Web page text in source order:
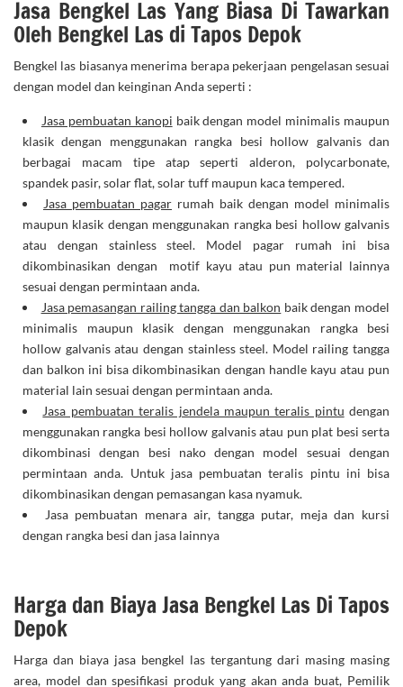
Jasa Bengkel Las Yang Biasa Di Tawarkan
Oleh Bengkel Las di Tapos Depok
Bengkel las biasanya menerima berapa pekerjaan pengelasan sesuai
dengan model dan keinginan Anda seperti :
Jasa pembuatan kanopi baik dengan model minimalis maupun
klasik dengan menggunakan rangka besi hollow galvanis dan
berbagai macam tipe atap seperti alderon, polycarbonate,
spandek pasir, solar flat, solar tuff maupun kaca tempered.
Jasa pembuatan pagar rumah baik dengan model minimalis
maupun klasik dengan menggunakan rangka besi hollow galvanis
atau dengan stainless steel. Model pagar rumah ini bisa
dikombinasikan dengan motif kayu atau pun material lainnya
sesuai dengan permintaan anda.
Jasa pemasangan railing tangga dan balkon baik dengan model
minimalis maupun klasik dengan menggunakan rangka besi
hollow galvanis atau dengan stainless steel. Model railing tangga
dan balkon ini bisa dikombinasikan dengan handle kayu atau pun
material lain sesuai dengan permintaan anda.
Jasa pembuatan teralis jendela maupun teralis pintu dengan
menggunakan rangka besi hollow galvanis atau pun plat besi serta
dikombinasi dengan besi nako dengan model sesuai dengan
permintaan anda. Untuk jasa pembuatan teralis pintu ini bisa
dikombinasikan dengan pemasangan kasa nyamuk.
Jasa pembuatan menara air, tangga putar, meja dan kursi
dengan rangka besi dan jasa lainnya
Harga dan Biaya Jasa Bengkel Las Di Tapos
Depok
Harga dan biaya jasa bengkel las tergantung dari masing masing
area, model dan spesifikasi produk yang akan anda buat, Pemilik